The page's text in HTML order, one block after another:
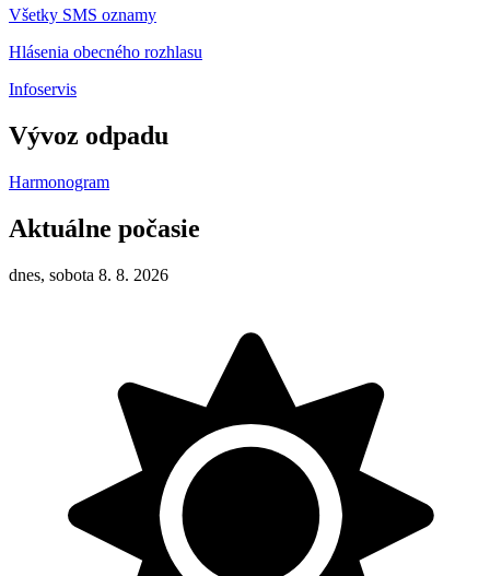
Všetky SMS oznamy
Hlásenia obecného rozhlasu
Infoservis
Vývoz odpadu
Harmonogram
Aktuálne počasie
dnes, sobota 8. 8. 2026